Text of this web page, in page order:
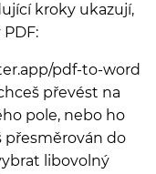
kroky ukazují,
pdf-to-word
převést na
pole, nebo ho
do
libovolný